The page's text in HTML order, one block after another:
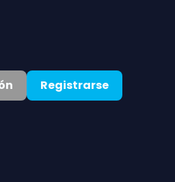
Registrarse